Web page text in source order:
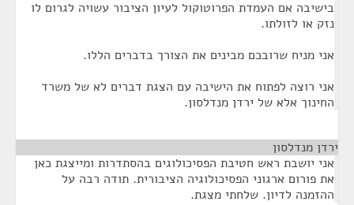
בישיבה אם העמדת הפרוטוקול לעיון הציבור עשויה לגרום לו
נזק או לזולתו.
אני מניח שרובכם מבינים את הצורך בדברים הללו.
אני רוצה לפתוח את הישיבה עם הצגת דברים לא של משרד
החינוך אלא של ירדן מנדלסון.
ירדן מנדלסון
אני יושבת ראש חטיבת הפסיכולוגים בהסתדרות ומייצגת כאן
את פורום ארגוני הפסיכולוגיה הציבורית. תודה רבה על
ההזמנה לדיון. שלחתי מצגת.